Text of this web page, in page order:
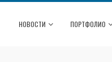
НОВОСТИ ПОРТФОЛИО